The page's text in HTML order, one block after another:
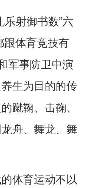
射御书数”六
跟体育竞技有
军事防卫中演
生为目的的传
蹴鞠、击鞠、
舟、舞龙、舞
体育运动不以